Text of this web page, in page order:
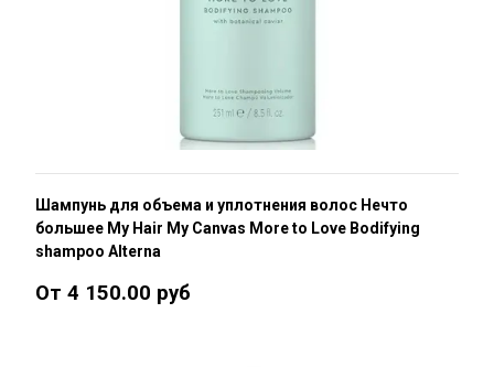
Шампунь для объема и уплотнения волос Нечто
большее My Hair My Canvas More to Love Bodifying
shampoo Alterna
От 4 150.00 руб